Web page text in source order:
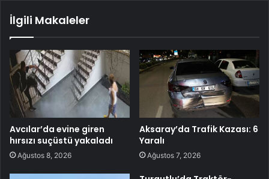
İlgili Makaleler
Avcılar’da evine giren
hırsızı suçüstü yakaladı
Ağustos 8, 2026
Aksaray’da Trafik Kazası: 6
Yaralı
Ağustos 7, 2026